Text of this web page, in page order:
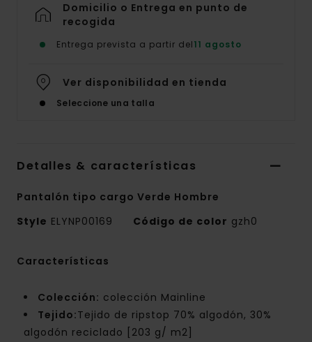
Domicilio o Entrega en punto de
recogida
Entrega prevista a partir del11 agosto
Ver disponibilidad en tienda
Seleccione una talla
Detalles & características
Pantalón tipo cargo Verde Hombre
Style ELYNP00169 Código de color gzh0
Características
Colección: colección Mainline
Tejido:Tejido de ripstop 70% algodón, 30%
algodón reciclado [203 g/ m2]